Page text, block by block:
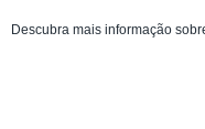
Descubra mais informação